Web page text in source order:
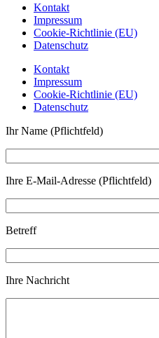
Kontakt
Impressum
Cookie-Richtlinie (EU)
Datenschutz
Kontakt
Impressum
Cookie-Richtlinie (EU)
Datenschutz
Ihr Name (Pflichtfeld)
Ihre E-Mail-Adresse (Pflichtfeld)
Betreff
Ihre Nachricht